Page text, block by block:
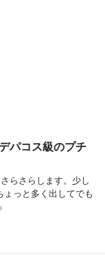
パコス級のプチ
らさらします。少し
っと多く出してでも